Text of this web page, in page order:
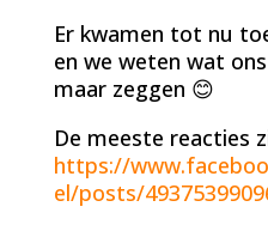
Er kwamen tot nu
en we weten wat
maar zeggen 😊
De meeste reacties
https://
el/posts/